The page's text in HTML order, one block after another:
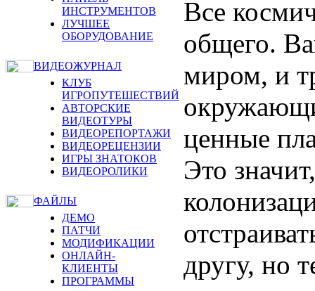
ИНСТРУМЕНТОВ
ЛУЧШЕЕ
ОБОРУДОВАНИЕ
ВИДЕОЖУРНАЛ
КЛУБ
ИГРОПУТЕШЕСТВИЙ
АВТОРСКИЕ
ВИДЕОТУРЫ
ВИДЕОРЕПОРТАЖИ
ВИДЕОРЕЦЕНЗИИ
ИГРЫ ЗНАТОКОВ
ВИДЕОРОЛИКИ
ФАЙЛЫ
ДЕМО
ПАТЧИ
МОДИФИКАЦИИ
ОНЛАЙН-
КЛИЕНТЫ
ПРОГРАММЫ
Все
общего.
миром, и
ценные
Это
другу, но